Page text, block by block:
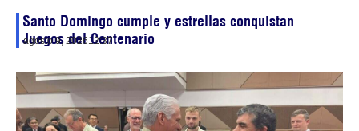
Santo Domingo cumple y estrellas conquistan
Juegos del Centenario
agosto 9, 202612:37